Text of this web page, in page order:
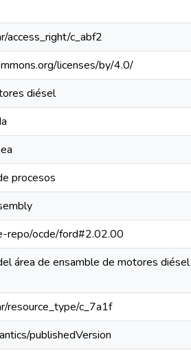
access_right/c_abf2
licenses/by/4.0/
diésel
procesos
repo/ocde/ford#2.02.00
área de ensamble de motores
resource_type/c_7a1f
publishedVersion